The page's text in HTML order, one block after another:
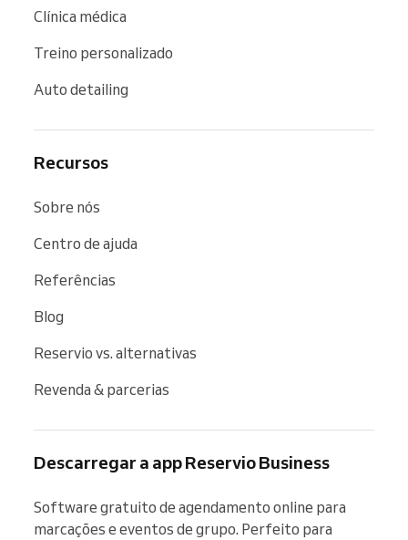
Clínica médica
Treino personalizado
Auto detailing
Recursos
Sobre nós
Centro de ajuda
Referências
Blog
Reservio vs. alternativas
Revenda & parcerias
Descarregar a app Reservio Business
Software gratuito de agendamento online para
marcações e eventos de grupo. Perfeito para